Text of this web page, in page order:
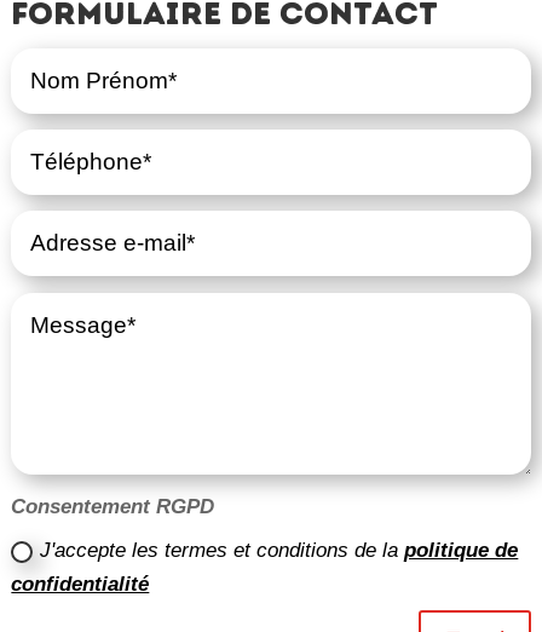
Formulaire de contact
Consentement RGPD
J'accepte les termes et conditions de lapolitique de
confidentialité